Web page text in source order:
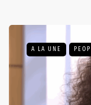
A LA UNE